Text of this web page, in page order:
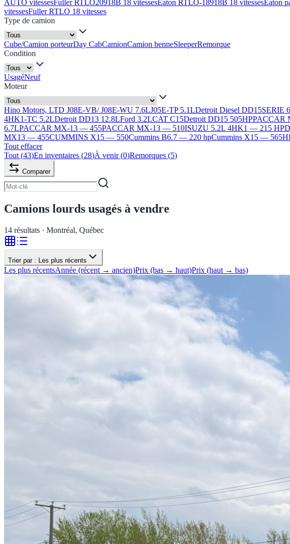
AUTO vitessesFuller RTLO20918B 18 vitessesEaton RTLO-18918B 18 vitessesEaton
vitessesFuller RTLO 18 vitesses
Type de camion
Cube/Camion porteurDay CabCamionCamion benneSleeperRemorque
Condition
UsagéNeuf
Moteur
Hino Motors, LTD J08E-VB/ J08E-WU 7.6LJ05E-TP 5.1LDetroit Diesel DD15SERIE
4HK1-TC 5.2LDetroit DD13 12.8LFord 3.2LCAT C15Detroit DD15 505HPPACCAR
6.7LPACCAR MX-13 — 455PACCAR MX-13 — 510ISUZU 5.2L 4HK1 — 215 HP
MX13 — 455CUMMINS X15 — 550Cummins B6.7 — 220 hpCummins X15 —
Tout effacer
Tout (43)En inventaires (28)À venir (0)Remorques (5)
Comparer
Camions lourds usagés à vendre
14 résultats · Montréal, Québec
Trier par : Les plus récents
Les plus récentsAnnée (récent → ancien)Prix (bas → haut)Prix (haut → bas)